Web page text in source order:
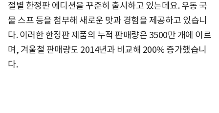
절별 한정판 에디션을 꾸준히 출시하고 있는데요. 우동 국
물 스프 등을 첨부해 새로운 맛과 경험을 제공하고 있습니
다. 이러한 한정판 제품의 누적 판매량은 3500만 개에 이르
며, 겨울철 판매량도 2014년과 비교해 200% 증가했습니
다.